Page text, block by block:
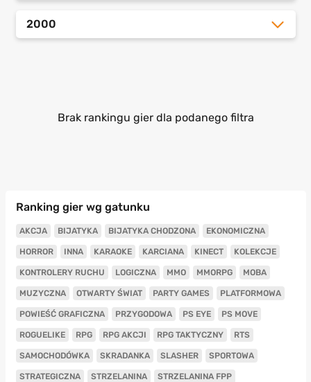
2000
Brak rankingu gier dla podanego filtra
Ranking gier wg gatunku
AKCJA BIJATYKA BIJATYKA CHODZONA EKONOMICZNA
HORROR INNA KARAOKE KARCIANA KINECT KOLEKCJE
KONTROLERY RUCHU LOGICZNA MMO MMORPG MOBA
MUZYCZNA OTWARTY ŚWIAT PARTY GAMES PLATFORMOWA
POWIEŚĆ GRAFICZNA PRZYGODOWA PS EYE PS MOVE
ROGUELIKE RPG RPG AKCJI RPG TAKTYCZNY RTS
SAMOCHODÓWKA SKRADANKA SLASHER SPORTOWA
STRATEGICZNA STRZELANINA STRZELANINA FPP